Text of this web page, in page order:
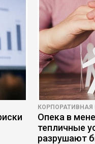
КОРПОРАТИВНАЯ
Опека в
тепличные
разрушают